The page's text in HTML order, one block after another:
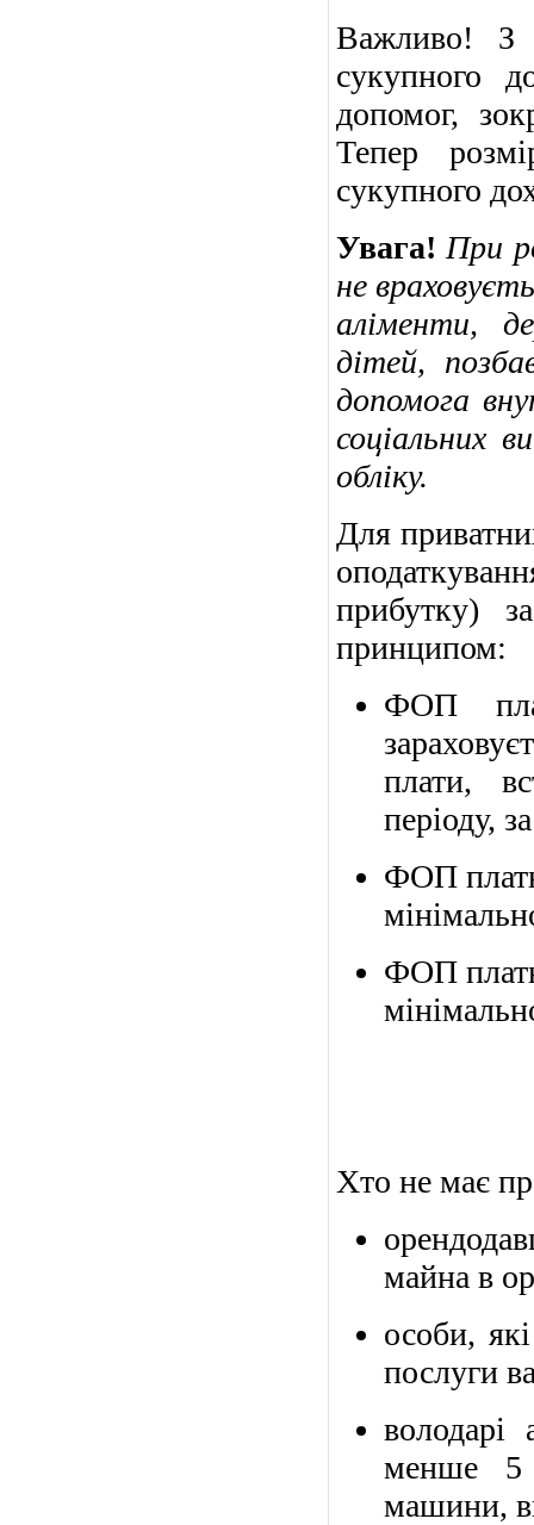
Важливо! З
сукупного
допомог,
Тепер
сукупного
Увага! При
не
аліменти,
дітей,
допомога
соціальних
обліку.
Для
прибутку)
принципом:
ФОП
плати,
періоду,
ФОП
ФОП
Хто не має
майна в
особи,
послуги
менше 5
машини,